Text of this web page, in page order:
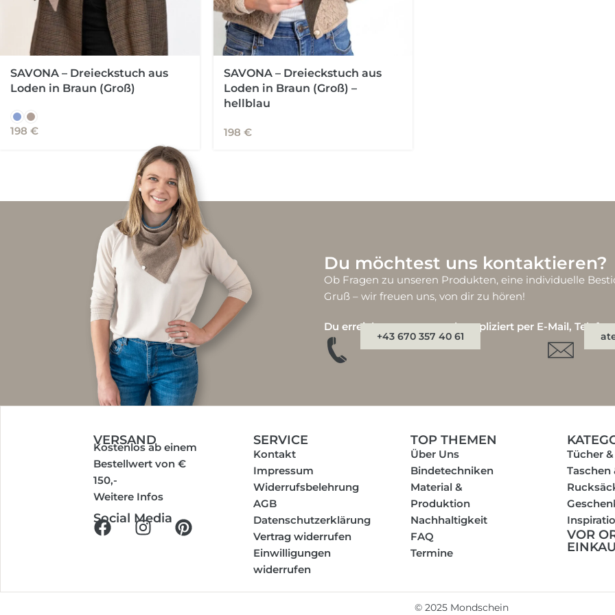
SAVONA – Dreieckstuch aus
Loden in Braun (Groß)
198 €
SAVONA – Dreieckstuch aus
Loden in Braun (Groß) –
hellblau
198 €
Du möchtest uns kontaktieren?
Ob Fragen zu unseren Produkten, eine individuelle
Gruß – wir freuen uns, von dir zu hören!
Du erreichst uns ganz unkompliziert per E-Mail,
+43 670 357 40 61
VERSAND
Kostenlos ab einem
Bestellwert von €
150,-
Weitere Infos
Social Media
SERVICE
Kontakt
Impressum
Widerrufsbelehrung
AGB
Datenschutzerklärung
Vertrag widerrufen
Einwilligungen
widerrufen
TOP THEMEN
Über Uns
Bindetechniken
Material &
Produktion
Nachhaltigkeit
FAQ
Termine
Tücher
Taschen
VOR
© 2025 Mondschein